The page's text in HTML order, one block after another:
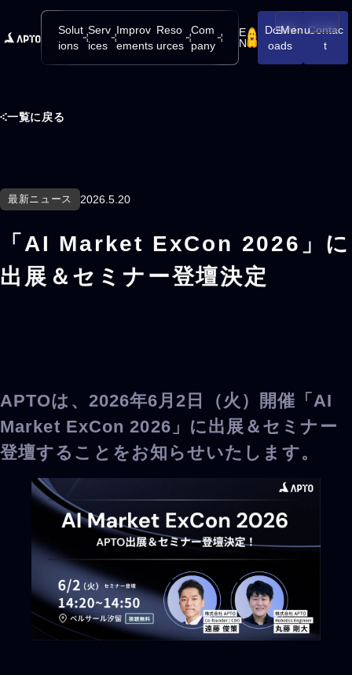
メニューを
Menu
Solut
ions
Serv
ices
Improv
ements
Reso
urces
Com
pany
E
N
Downl
oads
Contac
t
一覧に戻る
最新ニュース 2026.5.20
「AI Market ExCon 2026」に
出展＆セミナー登壇決定
APTOは、2026年6月2日（火）開催「AI
Market ExCon 2026」に出展＆セミナー
登壇することをお知らせいたします。